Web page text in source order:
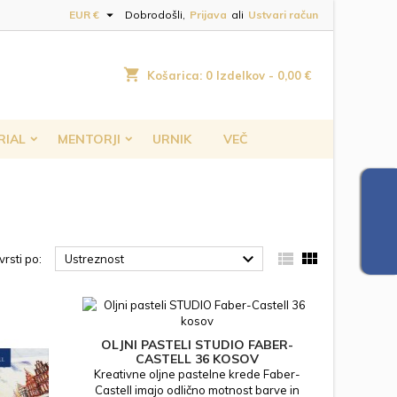
Dobrodošli, Prijava ali Ustvari račun
EUR € 
shopping_cart Košarica: 0 Izdelkov - 0,00 €
MENTORJI URNIK VEČ
po: Ustreznost   
OLJNI PASTELI STUDIO FABER-
CASTELL 36 KOSOV
Kreativne oljne pastelne krede Faber-
Castell imajo odlično motnost barve in